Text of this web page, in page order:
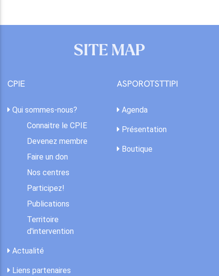
SITE MAP
CPIE
Qui sommes-nous?
Connaitre le CPIE
Devenez membre
Faire un don
Nos centres
Participez!
Publications
Territoire
d'intervention
Actualité
Liens partenaires
ASPOROTSTTIPI
Agenda
Présentation
Boutique